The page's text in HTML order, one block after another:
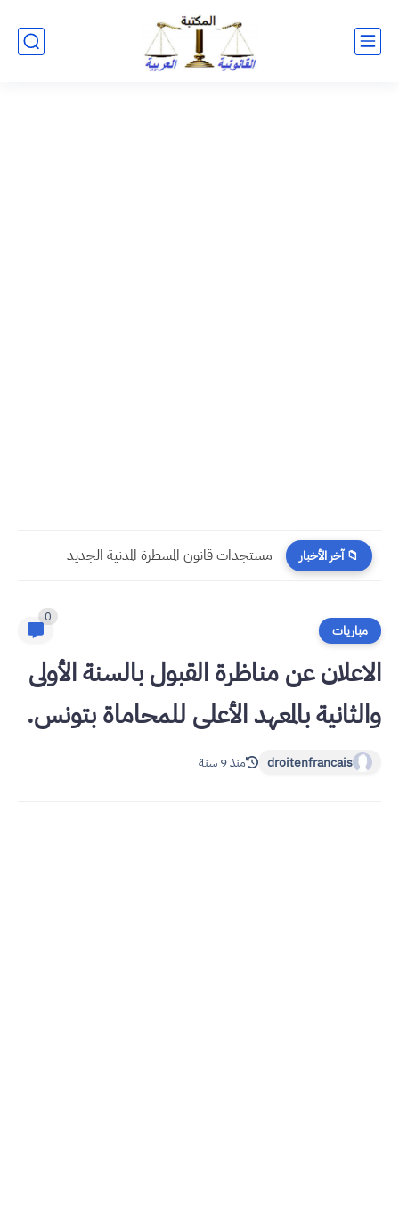
📁 آخر الأخبار
مباريات
0
الاعلان عن مناظرة القبول بالسنة الأولى
والثانية بالمعهد الأعلى للمحاماة بتونس.
droitenfrancais منذ 9 سنة